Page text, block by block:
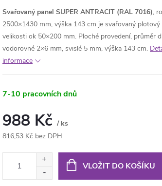
Svařovaný panel SUPER ANTRACIT (RAL 7016),
2500×1430 mm, výška 143 cm je svařovaný plotový
velikosti ok 50×200 mm. Ploché provedení, průměr
vodorovné 2×6 mm, svislé 5 mm, výška 143 cm.
informace
7-10 pracovních dnů
988 Kč / ks
816,53 Kč bez DPH
VLOŽIT DO KOŠÍKU